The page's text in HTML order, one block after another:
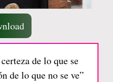
de lo que se
de lo que no se ve”